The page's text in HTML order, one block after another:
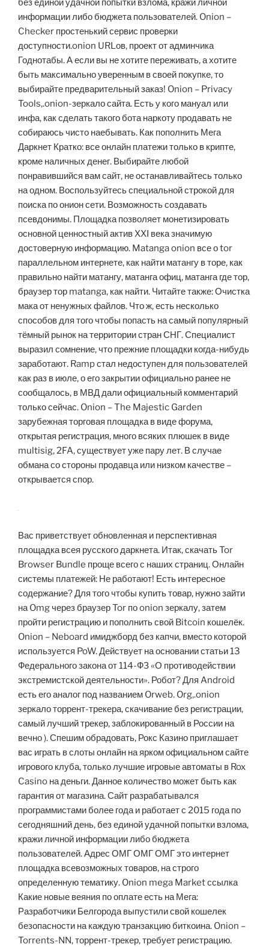
без единой удачной попытки взлома, кражи личной
информации либо бюджета пользователей. Onion –
Checker простенький сервис проверки
доступности.onion URLов, проект от админчика
Годнотабы. А если вы не хотите переживать, а хотите
быть максимально уверенным в своей покупке, то
выбирайте предварительный заказ! Onion – Privacy
Tools,.onion-зеркало сайта. Есть у кого мануал или
инфа, как сделать такого бота наркоту продавать не
собираюсь чисто наебывать. Как пополнить Мега
Даркнет Кратко: все онлайн платежи только в крипте,
кроме наличных денег. Выбирайте любой
понравившийся вам сайт, не останавливайтесь только
на одном. Воспользуйтесь специальной строкой для
поиска по онион сети. Возможность создавать
псевдонимы. Площадка позволяет монетизировать
основной ценностный актив XXI века значимую
достоверную информацию. Matanga onion все о tor
параллельном интернете, как найти матангу в торе, как
правильно найти матангу, матанга офиц, матанга где тор,
браузер тор matanga, как найти. Читайте также: Очистка
мака от ненужных файлов. Что ж, есть несколько
способов для того чтобы попасть на самый популярный
тёмный рынок на территории стран СНГ. Специалист
выразил сомнение, что прежние площадки когда-нибудь
заработают. Ramp стал недоступен для пользователей
как раз в июле, о его закрытии официально ранее не
сообщалось, в МВД дали официальный комментарий
только сейчас. Onion – The Majestic Garden
зарубежная торговая площадка в виде форума,
открытая регистрация, много всяких плюшек в виде
multisig, 2FA, существует уже пару лет. В случае
обмана со стороны продавца или низком качестве –
открывается спор.
Вас приветствует обновленная и перспективная
площадка всея русского даркнета. Итак, скачать Tor
Browser Bundle проще всего с наших страниц. Онлайн
системы платежей: Не работают! Есть интересное
содержание? Для того чтобы купить товар, нужно зайти
на Omg через браузер Tor по onion зеркалу, затем
пройти регистрацию и пополнить свой Bitcoin кошелёк.
Onion – Neboard имиджборд без капчи, вместо которой
используется PoW. Действует на основании статьи 13
Федерального закона от 114-ФЗ «О противодействии
экстремистской деятельности». Робот? Для Android
есть его аналог под названием Orweb. Org,.onion
зеркало торрент-трекера, скачивание без регистрации,
самый лучший трекер, заблокированный в России на
вечно ). Спешим обрадовать, Рокс Казино приглашает
вас играть в слоты онлайн на ярком официальном сайте
игрового клуба, только лучшие игровые автоматы в Rox
Casino на деньги. Данное количество может быть как
гарантия от магазина. Сайт разрабатывался
программистами более года и работает с 2015 года по
сегодняшний день, без единой удачной попытки взлома,
кражи личной информации либо бюджета
пользователей. Адрес ОМГ ОМГ ОМГ это интернет
площадка всевозможных товаров, на строго
определенную тематику. Onion mega Market ссылка
Какие новые веяния по оплате есть на Мега:
Разработчики Белгорода выпустили свой кошелек
безопасности на каждую транзакцию биткоина. Onion –
Torrents-NN, торрент-трекер, требует регистрацию.